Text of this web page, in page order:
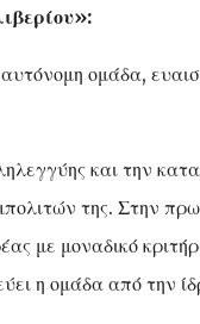
ομάδα,
και την
της. Στην
με μοναδικό
η ομάδα από την